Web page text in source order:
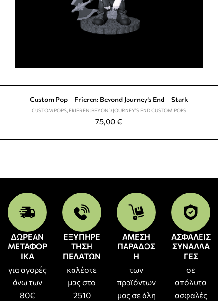
Custom Pop – Frieren: Beyond Journey’s End – Stark
CUSTOM POPS, FRIEREN: BEYOND JOURNEY'S END CUSTOM POPS
75,00€
ΔΩΡΕΑΝ
ΜΕΤΑΦΟΡ
ΙΚΑ
για αγορές
άνω των
80€
ΕΞΥΠΗΡΕ
ΤΗΣΗ
ΠΕΛΑΤΩΝ
καλέστε
μας στο
2510
ΑΜΕΣΗ
ΠΑΡΑΔΟΣ
Η
των
προϊόντων
μας σε όλη
ΑΣΦΑΛΕΙΣ
ΣΥΝΑΛΛΑ
ΓΕΣ
σε
απόλυτα
ασφαλές